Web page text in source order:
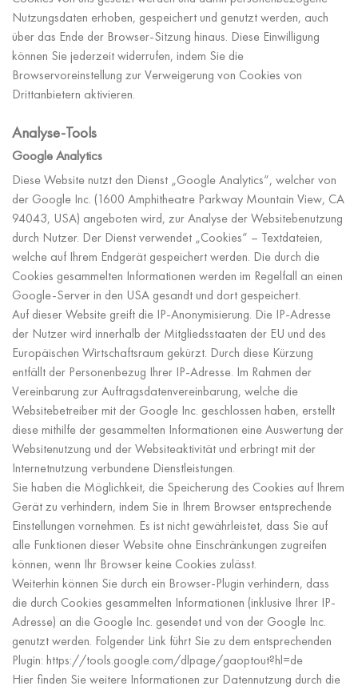
Nutzungsdaten erhoben, gespeichert und genutzt werden, auch
über das Ende der Browser-Sitzung hinaus. Diese Einwilligung
können Sie jederzeit widerrufen, indem Sie die
Browservoreinstellung zur Verweigerung von Cookies von
Drittanbietern aktivieren.
Analyse-Tools
Google Analytics
Diese Website nutzt den Dienst „Google Analytics“, welcher von
der Google Inc. (1600 Amphitheatre Parkway Mountain View, CA
94043, USA) angeboten wird, zur Analyse der Websitebenutzung
durch Nutzer. Der Dienst verwendet „Cookies“ – Textdateien,
welche auf Ihrem Endgerät gespeichert werden. Die durch die
Cookies gesammelten Informationen werden im Regelfall an einen
Google-Server in den USA gesandt und dort gespeichert.
Auf dieser Website greift die IP-Anonymisierung. Die IP-Adresse
der Nutzer wird innerhalb der Mitgliedsstaaten der EU und des
Europäischen Wirtschaftsraum gekürzt. Durch diese Kürzung
entfällt der Personenbezug Ihrer IP-Adresse. Im Rahmen der
Vereinbarung zur Auftragsdatenvereinbarung, welche die
Websitebetreiber mit der Google Inc. geschlossen haben, erstellt
diese mithilfe der gesammelten Informationen eine Auswertung der
Websitenutzung und der Websiteaktivität und erbringt mit der
Internetnutzung verbundene Dienstleistungen.
Sie haben die Möglichkeit, die Speicherung des Cookies auf Ihrem
Gerät zu verhindern, indem Sie in Ihrem Browser entsprechende
Einstellungen vornehmen. Es ist nicht gewährleistet, dass Sie auf
alle Funktionen dieser Website ohne Einschränkungen zugreifen
können, wenn Ihr Browser keine Cookies zulässt.
Weiterhin können Sie durch ein Browser-Plugin verhindern, dass
die durch Cookies gesammelten Informationen (inklusive Ihrer IP-
Adresse) an die Google Inc. gesendet und von der Google Inc.
genutzt werden. Folgender Link führt Sie zu dem entsprechenden
Plugin: https://tools.google.com/dlpage/gaoptout?hl=de
Hier finden Sie weitere Informationen zur Datennutzung durch die